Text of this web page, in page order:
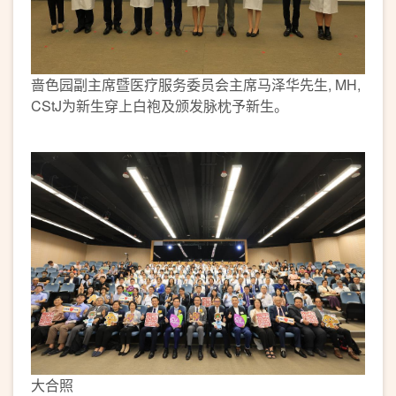
啬色园副主席暨医疗服务委员会主席马泽华先生, MH,
CStJ为新生穿上白袍及颁发脉枕予新生。
大合照